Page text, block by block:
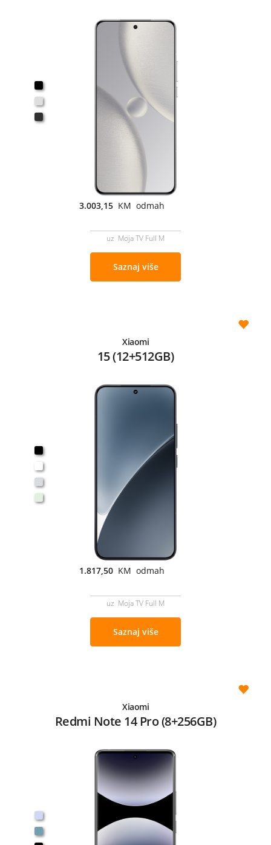
3.003,15 KM odmah
uz Moja TV Full M
Saznaj više
Xiaomi
15 (12+512GB)
1.817,50 KM odmah
uz Moja TV Full M
Saznaj više
Xiaomi
Redmi Note 14 Pro (8+256GB)